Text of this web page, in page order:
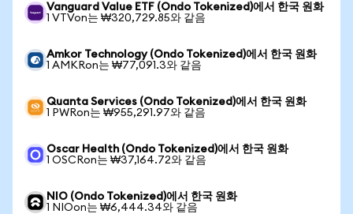
Vanguard Value ETF (Ondo Tokenized)에서 한국 원화
1 VTVon는 ₩320,729.85와 같음
Amkor Technology (Ondo Tokenized)에서 한국 원화
1 AMKRon는 ₩77,091.3와 같음
Quanta Services (Ondo Tokenized)에서 한국 원화
1 PWRon는 ₩955,291.97와 같음
Oscar Health (Ondo Tokenized)에서 한국 원화
1 OSCRon는 ₩37,164.72와 같음
NIO (Ondo Tokenized)에서 한국 원화
1 NIOon는 ₩6,444.34와 같음